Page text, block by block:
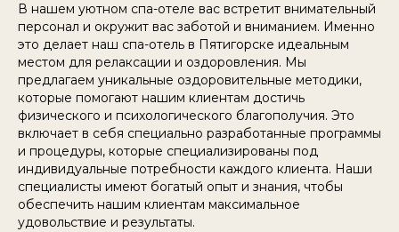
В нашем уютном спа-отеле вас встретит внимательный
персонал и окружит вас заботой и вниманием. Именно
это делает наш спа-отель в Пятигорске идеальным
местом для релаксации и оздоровления. Мы
предлагаем уникальные оздоровительные методики,
которые помогают нашим клиентам достичь
физического и психологического благополучия. Это
включает в себя специально разработанные программы
и процедуры, которые специализированы под
индивидуальные потребности каждого клиента. Наши
специалисты имеют богатый опыт и знания, чтобы
обеспечить нашим клиентам максимальное
удовольствие и результаты.